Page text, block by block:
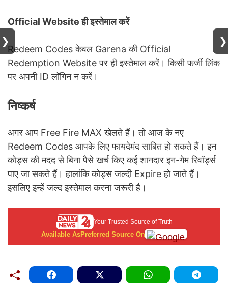
Official Website ही इस्तेमाल करें
Redeem Codes केवल Garena की Official
Redemption Website पर ही इस्तेमाल करें। किसी फर्जी लिंक
पर अपनी ID लॉगिन न करें।
निष्कर्ष
अगर आप Free Fire MAX खेलते हैं। तो आज के नए
Redeem Codes आपके लिए फायदेमंद साबित हो सकते हैं। इन
कोड्स की मदद से बिना पैसे खर्च किए कई शानदार इन-गेम रिवॉर्ड्स
पाए जा सकते हैं। हालांकि कोड्स जल्दी Expire हो जाते हैं।
इसलिए इन्हें जल्द इस्तेमाल करना जरूरी है।
Your Trusted Source of Truth
Available AsPreferred Source On
❯ ❯